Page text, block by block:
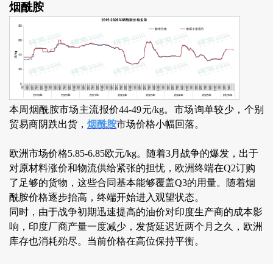
烟酰胺
本周烟酰胺市场主流报价44-49元/kg。市场询单较少，个别
贸易商阴跌出货， 烟酰胺市场价格小幅回落。
欧洲市场价格5.85-6.85欧元/kg。随着3月战争的爆发，出于
对原材料涨价和物流供给紧张的担忧，欧洲终端在Q2订购
了足够的货物，这些合同基本能够覆盖Q3的用量。随着烟
酰胺价格逐步抬高，终端开始进入观望状态。
同时，由于战争初期迅速提高的油价对印度生产商的成本影
响，印度厂商产量一度减少，发货延迟近两个月之久，欧洲
库存也消耗殆尽。当前价格在高位保持平衡。